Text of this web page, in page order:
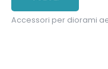
ha
Accessori per diorami